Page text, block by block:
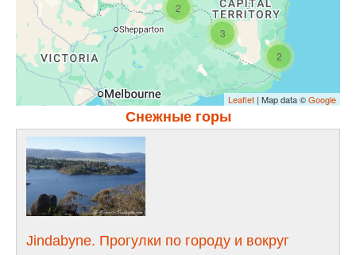
2
2
3
Leaflet | Map data ©Google
Снежные горы
Jindabyne. Прогулки по городу и вокруг